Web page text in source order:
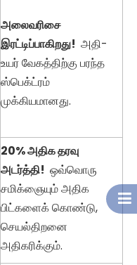
அலைவரிசை
இரட்டிப்பாகிறது! அதி-
உயர் வேகத்திற்கு பரந்த
ஸ்பெக்ட்ரம்
முக்கியமானது.
20% அதிக தரவு
அடர்த்தி! ஒவ்வொரு
சமிக்ஞையும் அதிக
பிட்களைக் கொண்டு,
செயல்திறனை
அதிகரிக்கும்.